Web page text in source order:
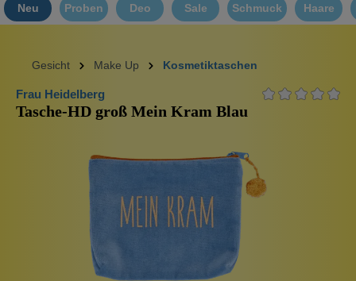
Neu Proben Deo Sale Schmuck Haare
Gesicht Make Up Kosmetiktaschen
Frau Heidelberg
Tasche-HD groß Mein Kram Blau